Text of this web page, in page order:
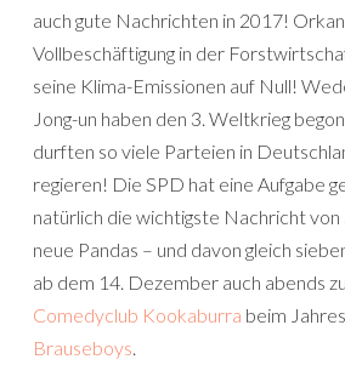
auch gute Nachrichten in 2017!
Vollbeschäftigung in der
seine Klima-Emissionen auf Null!
Jong-un haben den 3. Weltkrieg
durften so viele Parteien in
regieren! Die SPD hat eine Aufgabe
natürlich die wichtigste Nachricht von
neue Pandas – und davon gleich
ab dem 14. Dezember auch abends
Comedyclub Kookaburra beim
Brauseboys